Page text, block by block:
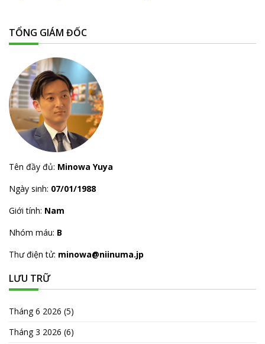
TỔNG GIÁM ĐỐC
Tên đầy đủ: Minowa Yuya
Ngày sinh: 07/01/1988
Giới tính: Nam
Nhóm máu: B
Thư điện tử: minowa@niinuma.jp
LƯU TRỮ
Tháng 6 2026 (5)
Tháng 3 2026 (6)